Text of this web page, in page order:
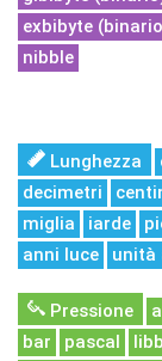
exbibyte
nibble
Lunghezza
decimetri
miglia
iarde
anni luce
unità
Pressione
bar
pascal